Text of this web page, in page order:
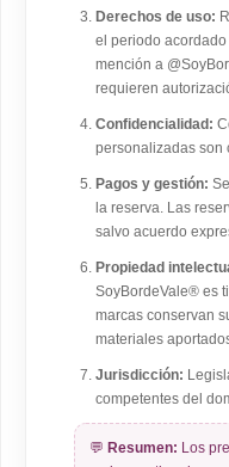
Derechos de uso:
el periodo
mención a
requieren
Confidencialidad:
personalizadas son
Pagos y gestión:
la reserva. Las
salvo acuerdo
Propiedad
SoyBordeVale® es
marcas conservan
materiales
Jurisdicción:
competentes del
💬 Resumen: Los